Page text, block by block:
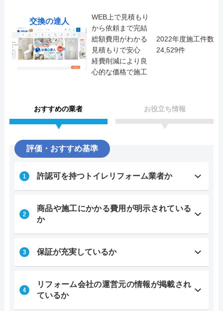
交換の達人
WEB上で見積もり
から依頼まで完結
総額費用がわかる
見積もりで安心
経費削減により良
心的な価格で施工
2022年度施工件数
24,529件
おすすめの業者 お役立ち情報
評価・おすすめ基準
許認可を持つトイレリフォーム業者か
商品や施工にかかる費用が明示されている
か
保証が充実しているか
リフォーム会社の運営元の情報が掲載され
ているか